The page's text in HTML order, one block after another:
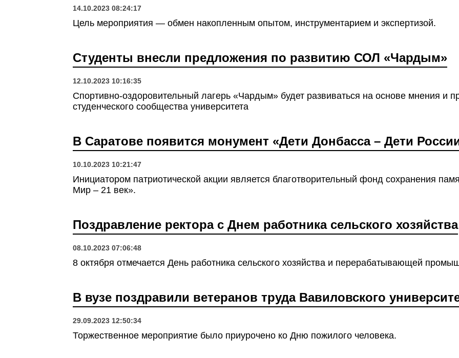
14.10.2023 08:24:17
Цель мероприятия — обмен накопленным опытом, инструментарием и экспертизой.
Студенты внесли предложения по развитию СОЛ «Чардым»
12.10.2023 10:16:35
Спортивно-оздоровительный лагерь «Чардым» будет развиваться на основе мнения и
студенческого сообщества университета
В Саратове появится монумент «Дети Донбасса – Дети
10.10.2023 10:21:47
Инициатором патриотической акции является благотворительный фонд сохранения
Мир – 21 век».
Поздравление ректора с Днем работника сельского хозяйства
08.10.2023 07:06:48
8 октября отмечается День работника сельского хозяйства и перерабатывающей
В вузе поздравили ветеранов труда Вавиловского
29.09.2023 12:50:34
Торжественное мероприятие было приурочено ко Дню пожилого человека.